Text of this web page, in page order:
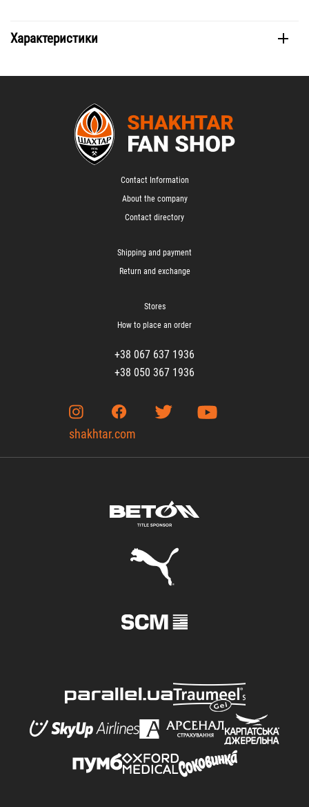
Характеристики
Contact Information
About the company
Contact directory
Shipping and payment
Return and exchange
Stores
How to place an order
+38 067 637 1936
+38 050 367 1936
shakhtar.com